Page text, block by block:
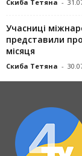
Скиба Тетяна -
Учасниці
представили
місяця
Скиба Тетяна -